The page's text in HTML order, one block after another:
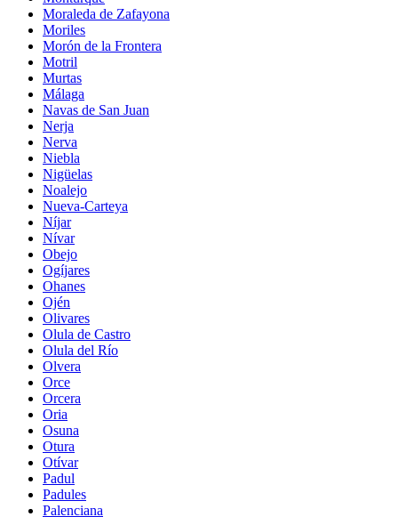
Moraleda de Zafayona
Moriles
Morón de la Frontera
Motril
Murtas
Málaga
Navas de San Juan
Nerja
Nerva
Niebla
Nigüelas
Noalejo
Nueva-Carteya
Níjar
Nívar
Obejo
Ogíjares
Ohanes
Ojén
Olivares
Olula de Castro
Olula del Río
Olvera
Orce
Orcera
Oria
Osuna
Otura
Otívar
Padul
Padules
Palenciana